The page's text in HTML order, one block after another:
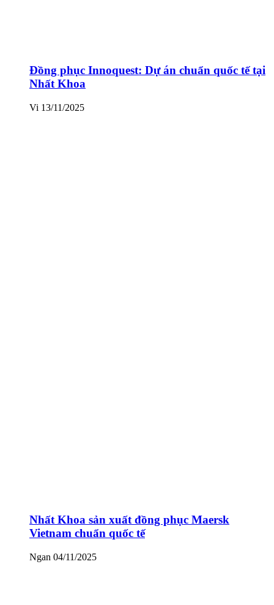
Đồng phục Innoquest: Dự án chuẩn quốc tế tại
Nhất Khoa
Vi 13/11/2025
Nhất Khoa sản xuất đồng phục Maersk
Vietnam chuẩn quốc tế
Ngan 04/11/2025